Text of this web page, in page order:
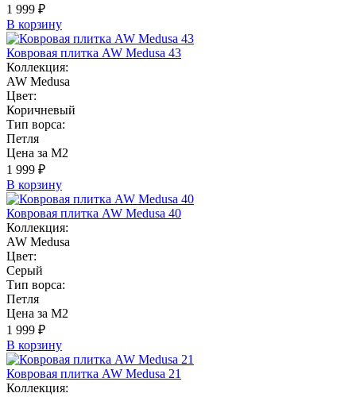
1 999 ₽
В корзину
Ковровая плитка AW Medusa 43
Коллекция:
AW Medusa
Цвет:
Коричневый
Тип ворса:
Петля
Цена за М2
1 999 ₽
В корзину
Ковровая плитка AW Medusa 40
Коллекция:
AW Medusa
Цвет:
Серый
Тип ворса:
Петля
Цена за М2
1 999 ₽
В корзину
Ковровая плитка AW Medusa 21
Коллекция: